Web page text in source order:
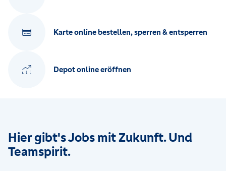
Karte online bestellen, sperren & entsperren
Depot online eröffnen
Hier gibt's Jobs mit Zukunft. Und
Teamspirit.